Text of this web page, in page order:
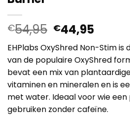
€54,95
prijs
was:
€54,95.
€44,95
prijs
is:
EHPlabs OxyShred Non-Stim
van de populaire OxyShred
bevat een mix van
vitaminen en mineralen en is
met water. Ideaal voor wie
gebruiken zonder cafeïne.